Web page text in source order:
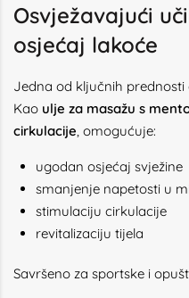
Osvježavajući
osjećaj lakoće
Jedna od ključnih
Kao ulje za masažu s
cirkulacije, omogućuje:
ugodan osjećaj svježine
smanjenje napetosti u
stimulaciju cirkulacije
revitalizaciju tijela
Savršeno za sportske i